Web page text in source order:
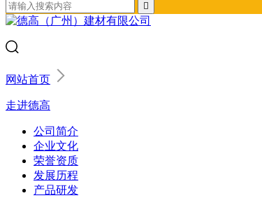

网站首页
走进德高
公司简介
企业文化
荣誉资质
发展历程
产品研发